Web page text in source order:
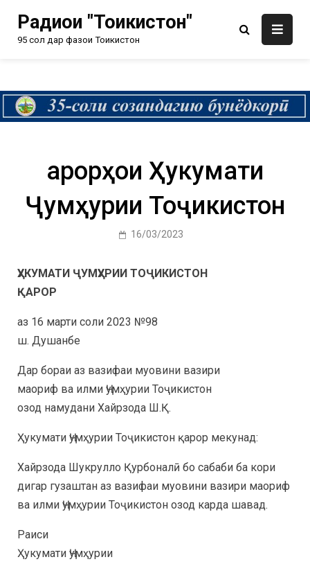
Радиои "Тоҷикистон"
95 сол дар фазои Тоҷикистон
Қарорҳои Ҳукумати
Ҷумҳурии Тоҷикистон
16/03/2023
ҲУКУМАТИ ҶУМҲУРИИ ТОҶИКИСТОН
ҚАРОР
аз 16 марти соли 2023 №98
ш. Душанбе
Дар бораи аз вазифаи муовини вазири
маориф ва илми Ҷумҳурии Тоҷикистон
озод намудани Хайрзода Ш.Қ.
Ҳукумати Ҷумҳурии Тоҷикистон қарор мекунад:
Хайрзода Шукрулло Қурбоналӣ бо сабаби ба кори
дигар гузаштан аз вазифаи муовини вазири маориф
ва илми Ҷумҳурии Тоҷикистон озод карда шавад.
Раиси
Ҳукумати Ҷумҳурии